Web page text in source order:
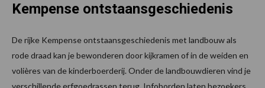
Kempense ontstaansgeschiedenis
De rijke Kempense ontstaansgeschiedenis met landbouw als
rode draad kan je bewonderen door kijkramen of in de weiden en
volières van de kinderboerderij. Onder de landbouwdieren vind je
verschillende erfgoedrassen terug. Infoborden laten bezoekers